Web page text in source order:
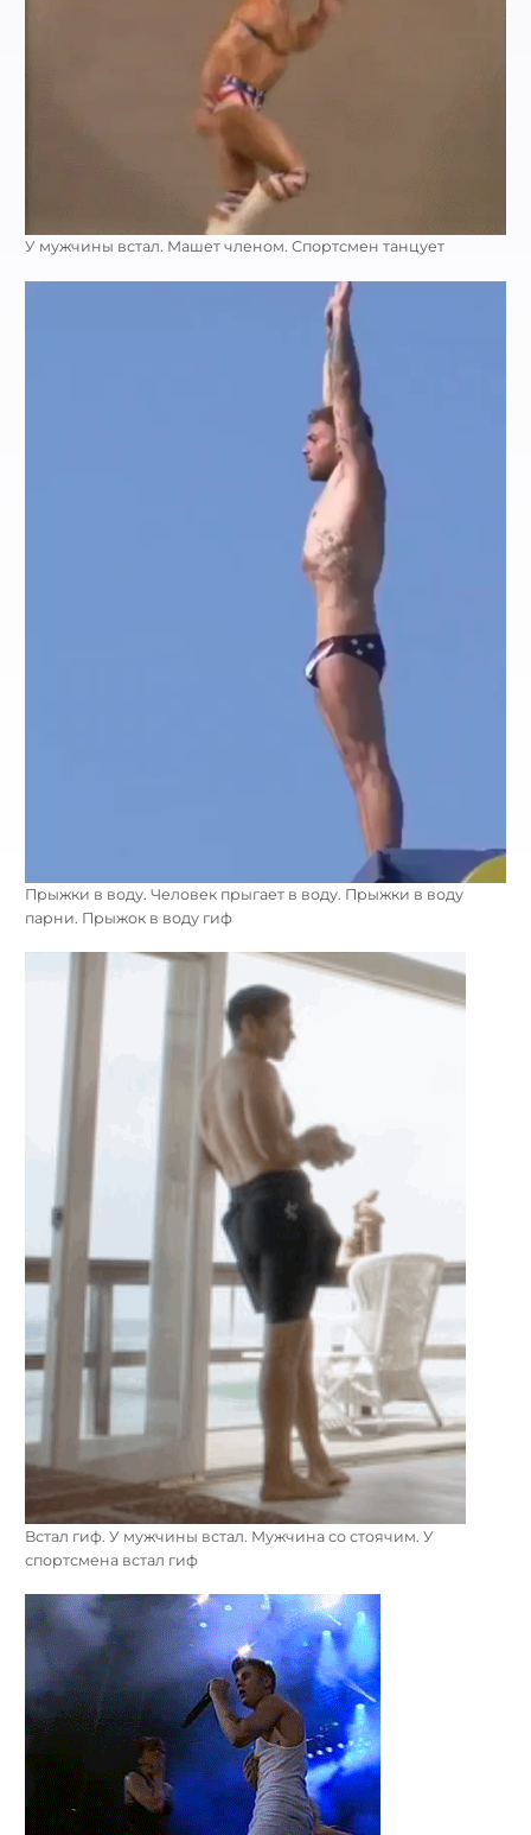
У мужчины встал. Машет членом. Спортсмен танцует
Прыжки в воду. Человек прыгает в воду. Прыжки в воду
парни. Прыжок в воду гиф
Встал гиф. У мужчины встал. Мужчина со стоячим. У
спортсмена встал гиф